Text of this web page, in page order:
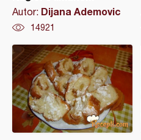
Autor: Dijana Ademovic
14921